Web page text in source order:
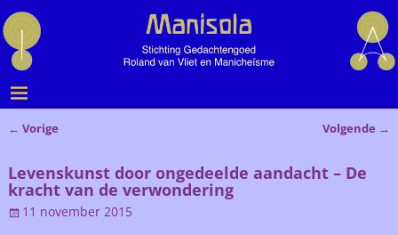
← Vorige Volgende →
Levenskunst door ongedeelde aandacht – De
kracht van de verwondering
11 november 2015